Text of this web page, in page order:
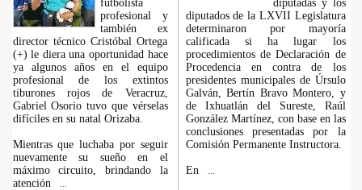
futbolista
profesional y
también ex
director técnico Cristóbal Ortega
(+) le diera una oportunidad hace
ya algunos años en el equipo
profesional de los extintos
tiburones rojos de Veracruz,
Gabriel Osorio tuvo que vérselas
difíciles en su natal Orizaba.
Mientras que luchaba por seguir
nuevamente su sueño en el
máximo circuito, brindando la
atención
diputadas y los
diputados de la LXVII Legislatura
determinaron por mayoría
calificada si ha lugar los
procedimientos de Declaración de
Procedencia en contra de los
presidentes municipales de Úrsulo
Galván, Bertín Bravo Montero, y
de Ixhuatlán del Sureste, Raúl
González Martínez, con base en las
conclusiones presentadas por la
Comisión Permanente Instructora.
En